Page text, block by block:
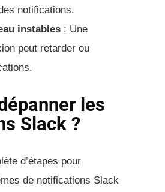
notifications.
instables : Une
peut retarder ou
les
Slack ?
d’étapes pour
de notifications Slack